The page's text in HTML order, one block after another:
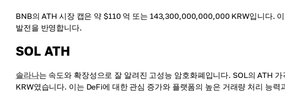
BNB의 ATH 시장 캡은 약 $110 억 또는 143,300,000,000,000 KRW입니다.
발전을 반영합니다.
SOL ATH
솔라나는 속도와 확장성으로 잘 알려진 고성능 암호화폐입니다. SOL의 ATH
KRW였습니다. 이는 DeFi에 대한 관심 증가와 플랫폼의 높은 거래량 처리 능력